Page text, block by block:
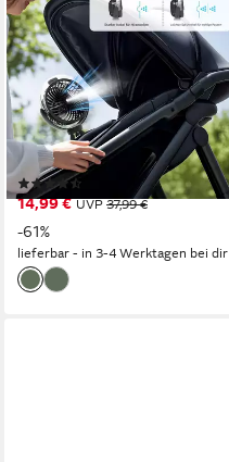
Tischventilator Mini-USB-
Ventilator mit Oktopus-
Basis,mit Nebel,einstellbarem
Licht
20 W Leistung
Neigungswinkel verstellbar, Oszillation zuschaltbar
Drucktasten Bedienung
14,99 € UVP 37,99 €
-61%
lieferbar - in 3-4 Werktagen bei dir